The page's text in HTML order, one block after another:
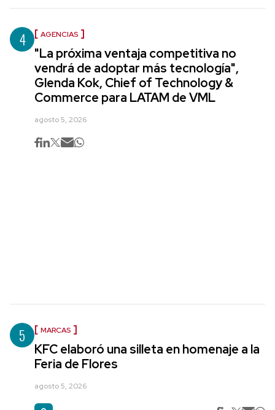
4 AGENCIAS
"La próxima ventaja competitiva no
vendrá de adoptar más tecnología",
Glenda Kok, Chief of Technology &
Commerce para LATAM de VML
agosto 5, 2026
5 MARCAS
KFC elaboró una silleta en homenaje a la
Feria de Flores
agosto 5, 2026